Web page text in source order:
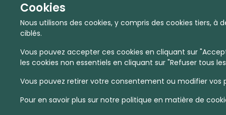
Cookies
Nous utilisons des cookies, y compris des cookies tiers,
ciblés.
Vous pouvez accepter ces cookies en cliquant sur
les cookies non essentiels en cliquant sur "Refuser tous
Vous pouvez retirer votre consentement ou modifier
Pour en savoir plus sur notre politique en matière de